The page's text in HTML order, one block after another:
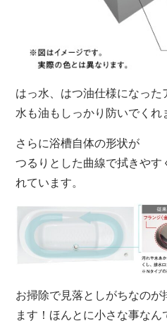
はっ水、はつ油仕様になった
水も油もしっかり防いでくれ
さらに浴槽自体の形状が
つるりとした曲線で拭きやす
れています。
お掃除で見落としがちなのが
ます！ほんとに小さな事なん